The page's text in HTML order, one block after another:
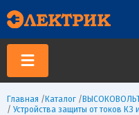
Главная /Каталог /
/ Устройства защиты от токов КЗ